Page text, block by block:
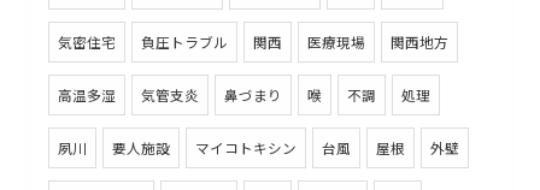
気密住宅 負圧トラブル 関西 医療現場 関西地方
高温多湿 気管支炎 鼻づまり 喉 不調 処理
夙川 要人施設 マイコトキシン 台風 屋根 外壁